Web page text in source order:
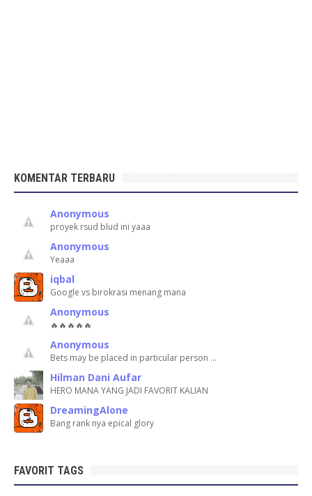
KOMENTAR TERBARU
Anonymous
proyek rsud blud ini yaaa
Anonymous
Yeaaa
iqbal
Google vs birokrasi menang mana
Anonymous
🔥🔥🔥🔥🔥
Anonymous
Bets may be placed in particular person …
Hilman Dani Aufar
HERO MANA YANG JADI FAVORIT KALIAN
DreamingAlone
Bang rank nya epical glory
FAVORIT TAGS